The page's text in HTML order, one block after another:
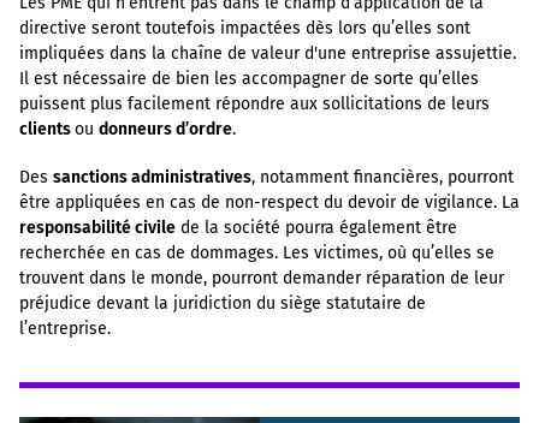
directive seront toutefois impactées dès lors qu’elles sont
impliquées dans la chaîne de valeur d'une entreprise assujettie.
Il est nécessaire de bien les accompagner de sorte qu’elles
puissent plus facilement répondre aux sollicitations de leurs
clientsou donneurs d’ordre.
Des sanctions administratives, notamment financières, pourront
être appliquées en cas de non-respect du devoir de vigilance. La
responsabilité civile de la société pourra également être
recherchée en cas de dommages. Les victimes, où qu’elles se
trouvent dans le monde, pourront demander réparation de leur
préjudice devant la juridiction du siège statutaire de
l’entreprise.